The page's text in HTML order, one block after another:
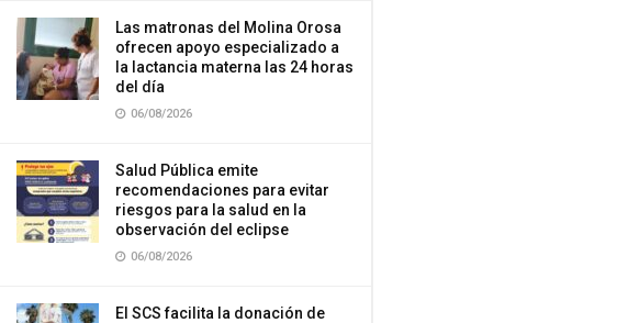
Las matronas del Molina Orosa
ofrecen apoyo especializado a
la lactancia materna las 24 horas
del día
06/08/2026
Salud Pública emite
recomendaciones para evitar
riesgos para la salud en la
observación del eclipse
06/08/2026
El SCS facilita la donación de